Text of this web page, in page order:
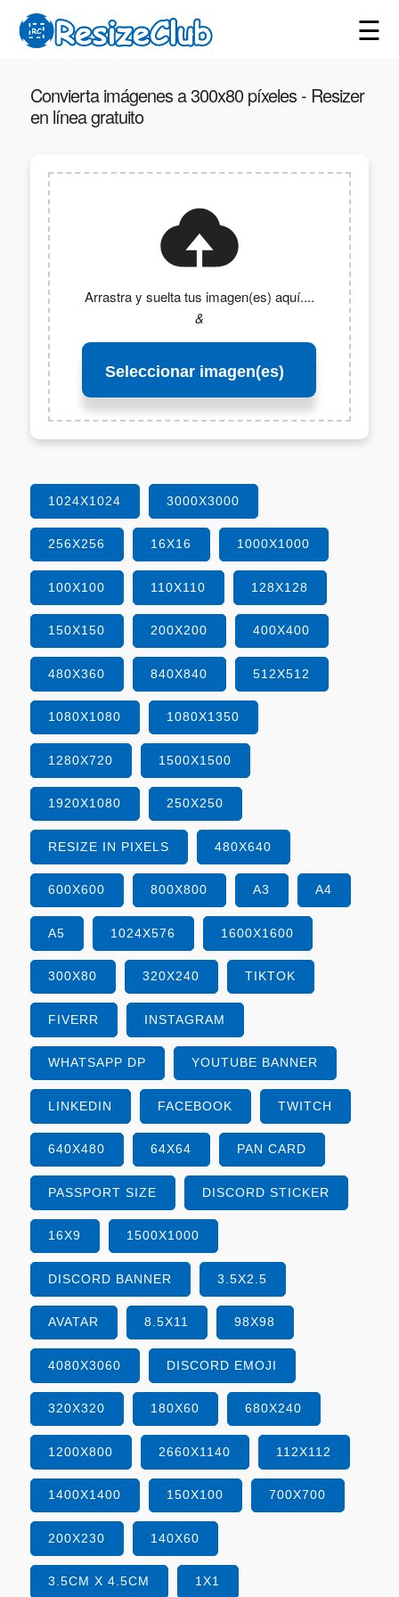
☰
Convierta imágenes a 300x80 píxeles - Resizer
en línea gratuito
Arrastra y suelta tus imagen(es) aquí....
&
Seleccionar imagen(es)
1024X1024 3000X3000
256X256 16X16 1000X1000
100X100 110X110 128X128
150X150 200X200 400X400
480X360 840X840 512X512
1080X1080 1080X1350
1280X720 1500X1500
1920X1080 250X250
RESIZE IN PIXELS 480X640
600X600 800X800 A3 A4
A5 1024X576 1600X1600
300X80 320X240 TIKTOK
FIVERR INSTAGRAM
WHATSAPP DP YOUTUBE BANNER
LINKEDIN FACEBOOK TWITCH
640X480 64X64 PAN CARD
PASSPORT SIZE DISCORD STICKER
16X9 1500X1000
DISCORD BANNER 3.5X2.5
AVATAR 8.5X11 98X98
4080X3060 DISCORD EMOJI
320X320 180X60 680X240
1200X800 2660X1140 112X112
1400X1400 150X100 700X700
200X230 140X60
3.5CM X 4.5CM 1X1